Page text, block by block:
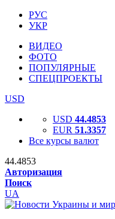
РУС
УКР
ВИДЕО
ФОТО
ПОПУЛЯРНЫЕ
СПЕЦПРОЕКТЫ
USD
USD 44.4853
EUR 51.3357
Все курсы валют
44.4853
Авторизация
Поиск
UA